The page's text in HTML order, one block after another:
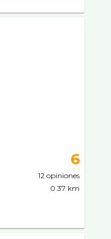
6
12 opiniones
0.37 km